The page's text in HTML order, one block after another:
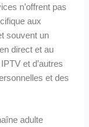
n’offrent pas
aux
souvent un
direct et au
et d’autres
et des
adulte